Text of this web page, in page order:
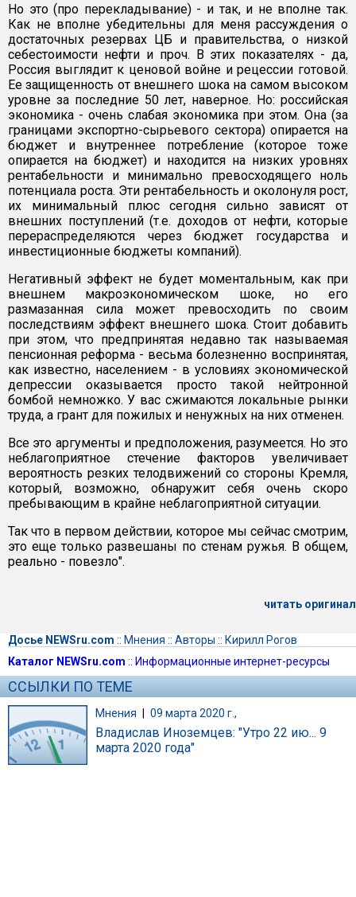
Но это (про перекладывание) - и так, и не вполне так.
Как не вполне убедительны для меня рассуждения о
достаточных резервах ЦБ и правительства, о низкой
себестоимости нефти и проч. В этих показателях - да,
Россия выглядит к ценовой войне и рецессии готовой.
Ее защищенность от внешнего шока на самом высоком
уровне за последние 50 лет, наверное. Но: российская
экономика - очень слабая экономика при этом. Она (за
границами экспортно-сырьевого сектора) опирается на
бюджет и внутреннее потребление (которое тоже
опирается на бюджет) и находится на низких уровнях
рентабельности и минимально превосходящего ноль
потенциала роста. Эти рентабельность и околонуля рост,
их минимальный плюс сегодня сильно зависят от
внешних поступлений (т.е. доходов от нефти, которые
перераспределяются через бюджет государства и
инвестиционные бюджеты компаний).
Негативный эффект не будет моментальным, как при
внешнем макроэкономическом шоке, но его
размазанная сила может превосходить по своим
последствиям эффект внешнего шока. Стоит добавить
при этом, что предпринятая недавно так называемая
пенсионная реформа - весьма болезненно воспринятая,
как известно, населением - в условиях экономической
депрессии оказывается просто такой нейтронной
бомбой немножко. У вас сжимаются локальные рынки
труда, а грант для пожилых и ненужных на них отменен.
Все это аргументы и предположения, разумеется. Но это
неблагоприятное стечение факторов увеличивает
вероятность резких телодвижений со стороны Кремля,
который, возможно, обнаружит себя очень скоро
пребывающим в крайне неблагоприятной ситуации.
Так что в первом действии, которое мы сейчас смотрим,
это еще только развешаны по стенам ружья. В общем,
реально - повезло".
читать оригинал
Досье NEWSru.com :: Мнения :: Авторы :: Кирилл Рогов
Каталог NEWSru.com :: Информационные интернет-ресурсы
ССЫЛКИ ПО ТЕМЕ
Мнения | 09 марта 2020 г.,
Владислав Иноземцев: "Утро 22 ию... 9
марта 2020 года"